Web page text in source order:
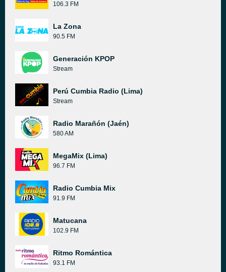
106.3 FM
La Zona
90.5 FM
Generación KPOP
Stream
Perú Cumbia Radio (Lima)
Stream
Radio Marañón (Jaén)
580 AM
MegaMix (Lima)
96.7 FM
Radio Cumbia Mix
91.9 FM
Matucana
102.9 FM
Ritmo Romántica
93.1 FM